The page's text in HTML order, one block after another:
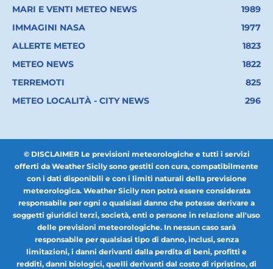
MARI E VENTI METEO NEWS
1989
IMMAGINI NASA
1977
ALLERTE METEO
1823
METEO NEWS
1822
TERREMOTI
825
METEO LOCALITÀ - CITY NEWS
296
© DISCLAIMER Le previsioni meteorologiche e tutti i servizi
offerti da Weather Sicily sono gestiti con cura, compatibilmente
con i dati disponibili e con i limiti naturali della previsione
meteorologica. Weather Sicily non potrà essere considerata
responsabile per ogni o qualsiasi danno che potesse derivare a
soggetti giuridici terzi, società, enti o persone in relazione all'uso
delle previsioni meteorologiche. In nessun caso sarà
responsabile per qualsiasi tipo di danno, inclusi, senza
limitazioni, i danni derivanti dalla perdita di beni, profitti e
redditi, danni biologici, quelli derivanti dal costo di ripristino, di